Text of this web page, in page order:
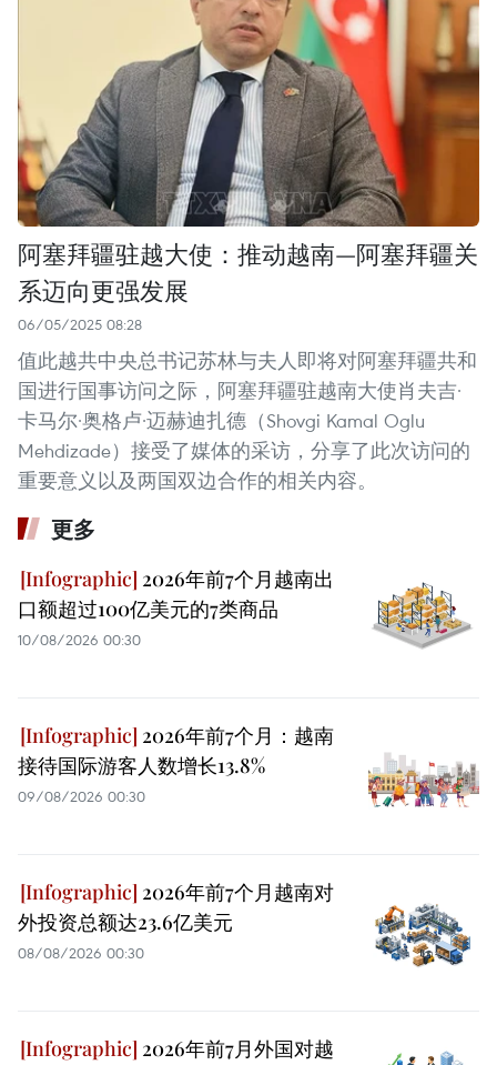
阿塞拜疆驻越大使：推动越南—阿塞拜疆关
系迈向更强发展
06/05/2025 08:28
值此越共中央总书记苏林与夫人即将对阿塞拜疆共和
国进行国事访问之际，阿塞拜疆驻越南大使肖夫吉·
卡马尔·奥格卢·迈赫迪扎德（Shovgi Kamal Oglu
Mehdizade）接受了媒体的采访，分享了此次访问的
重要意义以及两国双边合作的相关内容。
更多
2026年前7个月越南出
口额超过100亿美元的7类商品
10/08/2026 00:30
2026年前7个月：越南
接待国际游客人数增长13.8%
09/08/2026 00:30
2026年前7个月越南对
外投资总额达23.6亿美元
08/08/2026 00:30
2026年前7月外国对越